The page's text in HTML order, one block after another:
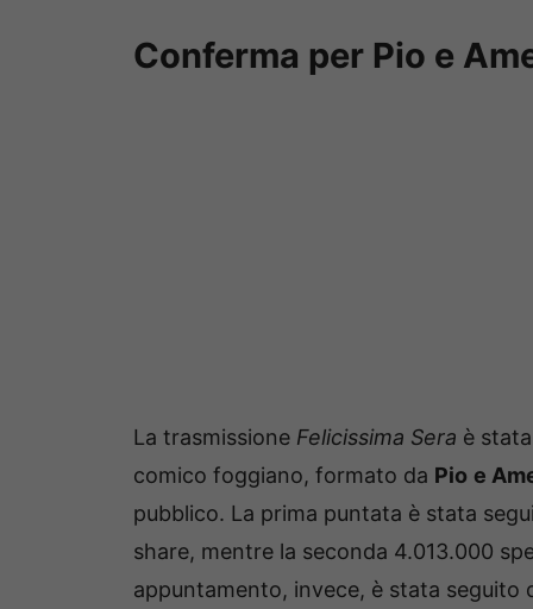
Conferma per Pio e
La trasmissione Felicissima Sera è
comico foggiano, formato da Pio e
pubblico. La prima puntata è stata
share, mentre la seconda 4.013.000
appuntamento, invece, è stata seguito